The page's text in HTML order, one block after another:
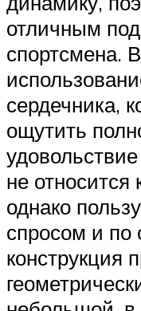
отличным
спортсмена.
сердечника,
ощутить
не относится
однако
спросом и по
конструкция